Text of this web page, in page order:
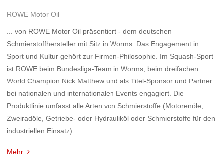
ROWE Motor Oil
... von ROWE Motor Oil präsentiert - dem deutschen
Schmierstoffhersteller mit Sitz in Worms. Das Engagement in
Sport und Kultur gehört zur Firmen-Philosophie. Im Squash-Sport
ist ROWE beim Bundesliga-Team in Worms, beim dreifachen
World Champion Nick Matthew und als Titel-Sponsor und Partner
bei nationalen und internationalen Events engagiert. Die
Produktlinie umfasst alle Arten von Schmierstoffe (Motorenöle,
Zweiradöle, Getriebe- oder Hydrauliköl oder Schmierstoffe für den
industriellen Einsatz).
Mehr